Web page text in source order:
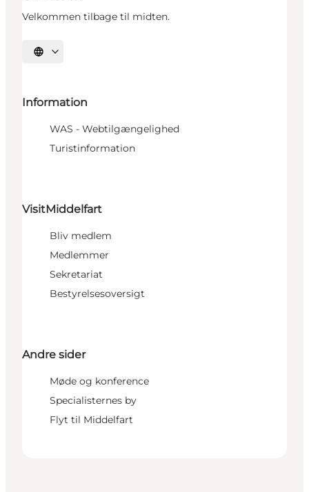
Velkommen tilbage til midten.
Vælg sprog
Information
WAS - Webtilgængelighed
Turistinformation
VisitMiddelfart
Bliv medlem
Medlemmer
Sekretariat
Bestyrelsesoversigt
Andre sider
Møde og konference
Specialisternes by
Flyt til Middelfart